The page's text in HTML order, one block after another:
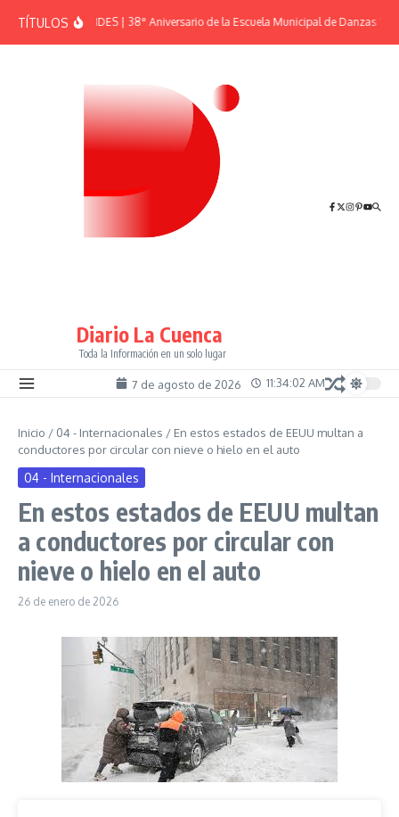
TÍTULOSEFEMÉRIDES | 38° Aniversario de la Escuela Municipal de Danzas “El
Diario La Cuenca
Toda la Información en un solo lugar
7 de agosto de 2026 11:34:03 AM
Inicio / 04 - Internacionales / En estos estados de EEUU multan a
conductores por circular con nieve o hielo en el auto
04 - Internacionales
En estos estados de EEUU multan
a conductores por circular con
nieve o hielo en el auto
26 de enero de 2026